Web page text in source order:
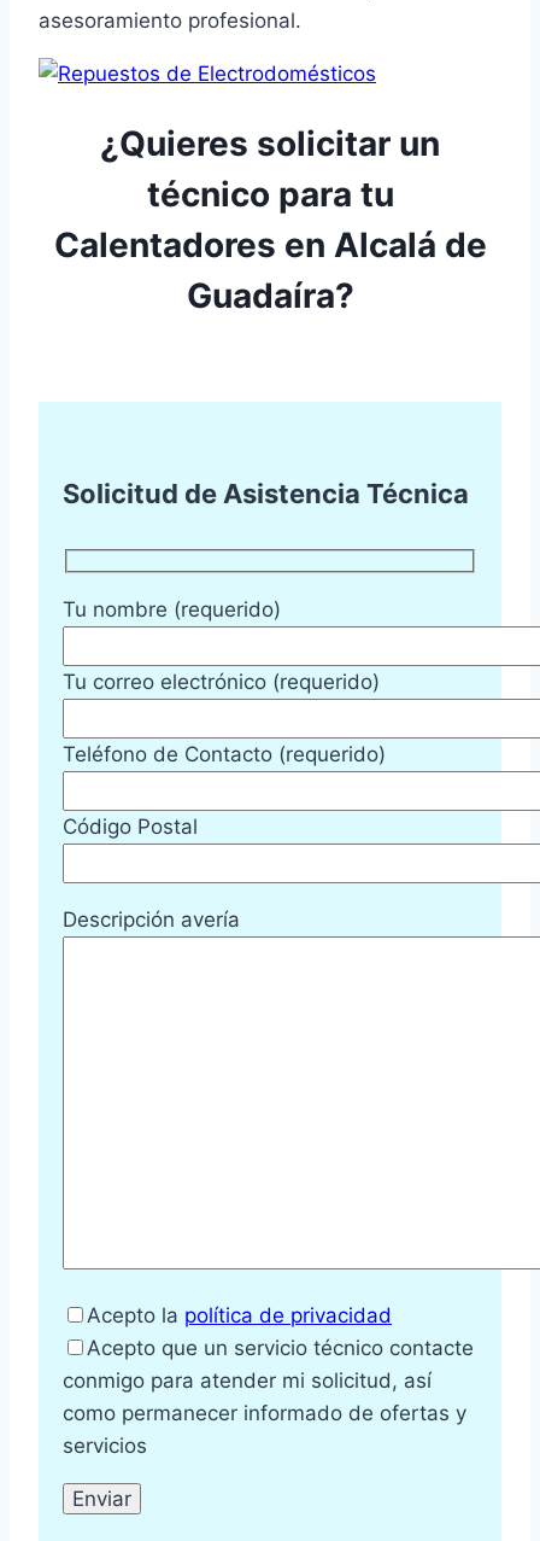
asesoramiento profesional.
¿Quieres solicitar un
técnico para tu
Calentadores en Alcalá de
Guadaíra?
Solicitud de Asistencia Técnica
Tu nombre (requerido)
Tu correo electrónico (requerido)
Teléfono de Contacto (requerido)
Código Postal
Descripción avería
Acepto la política de privacidad
Acepto que un servicio técnico contacte
conmigo para atender mi solicitud, así
como permanecer informado de ofertas y
servicios